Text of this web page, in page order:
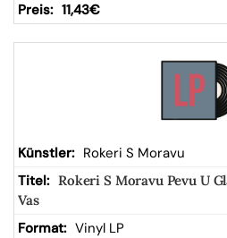
11,43€
Rokeri S Moravu
Rokeri S Moravu Pevu U
Vas
Vinyl LP